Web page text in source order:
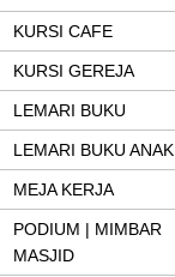
KURSI CAFE
KURSI GEREJA
LEMARI BUKU
LEMARI BUKU ANAK
MEJA KERJA
PODIUM | MIMBAR
MASJID